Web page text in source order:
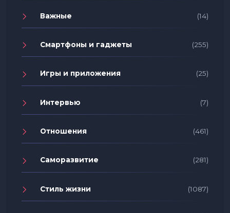
Важные (14)
Смартфоны и гаджеты (255)
Игры и приложения (25)
Интервью (7)
Отношения (461)
Саморазвитие (281)
Стиль жизни (1087)